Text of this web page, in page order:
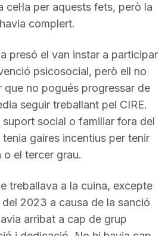
cel·la per aquests fets, però la
complert.
presó el van instar a participar
psicosocial, però ell no
que no pogués progressar de
seguir treballant pel CIRE.
social o familiar fora del
gaires incentius per tenir
el tercer grau.
treballava a la cuina, excepte
2023 a causa de la sanció
arribat a cap de grup